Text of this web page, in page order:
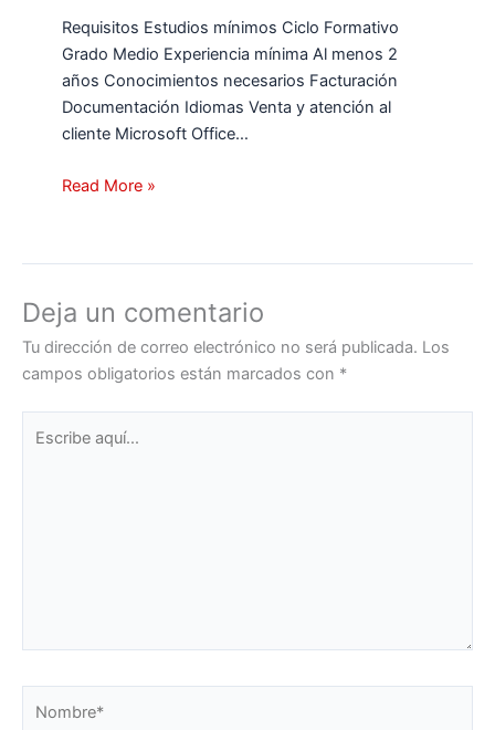
Requisitos Estudios mínimos Ciclo Formativo
Grado Medio Experiencia mínima Al menos 2
años Conocimientos necesarios Facturación
Documentación Idiomas Venta y atención al
cliente Microsoft Office…
Read More »
Deja un comentario
Tu dirección de correo electrónico no será publicada. Los
campos obligatorios están marcados con *
aquí...